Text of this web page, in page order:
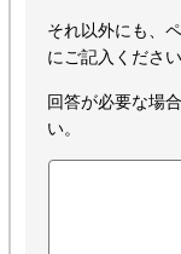
それ以外にも、
にご記入ください
回答が必要な場合
い。